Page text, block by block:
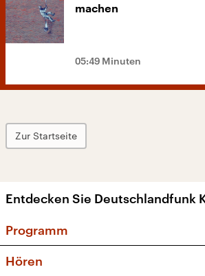
machen
05:49 Minuten
Zur Startseite
Entdecken Sie Deutschlandfunk
Programm
Hören